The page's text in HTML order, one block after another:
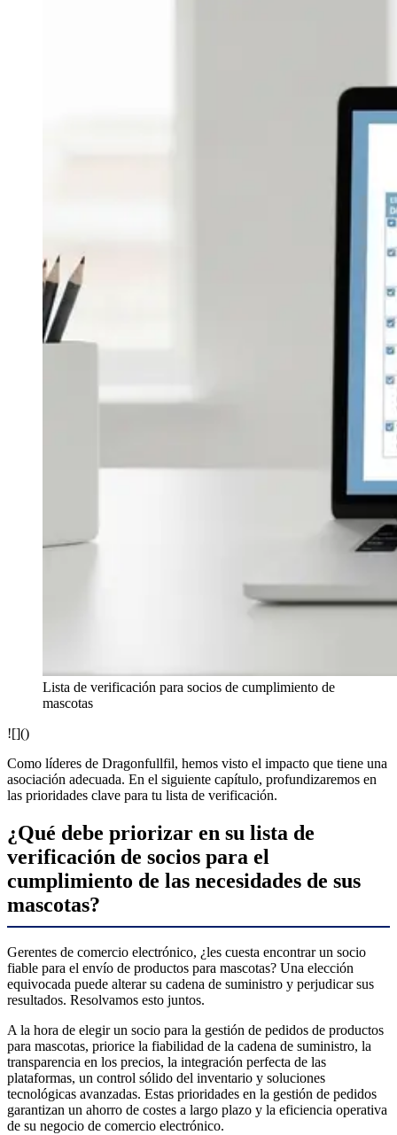
Lista de verificación para socios de cumplimiento de
mascotas
![]()
Como líderes de Dragonfullfil, hemos visto el impacto que tiene una
asociación adecuada. En el siguiente capítulo, profundizaremos en
las prioridades clave para tu lista de verificación.
¿Qué debe priorizar en su lista de
verificación de socios para el
cumplimiento de las necesidades de sus
mascotas?
Gerentes de comercio electrónico, ¿les cuesta encontrar un socio
fiable para el envío de productos para mascotas? Una elección
equivocada puede alterar su cadena de suministro y perjudicar sus
resultados. Resolvamos esto juntos.
A la hora de elegir un socio para la gestión de pedidos de productos
para mascotas, priorice la fiabilidad de la cadena de suministro, la
transparencia en los precios, la integración perfecta de las
plataformas, un control sólido del inventario y soluciones
tecnológicas avanzadas. Estas prioridades en la gestión de pedidos
garantizan un ahorro de costes a largo plazo y la eficiencia operativa
de su negocio de comercio electrónico.